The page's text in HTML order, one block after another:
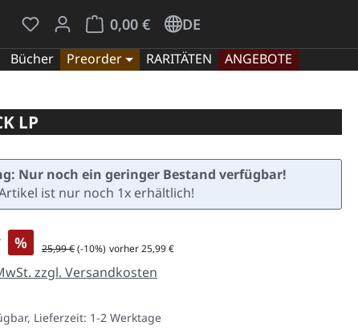
Du hast 0 Produkte auf dem Merkzettel
0,00 €
Warenkorb enthält 0 Positionen. Der
DE
Bücher Preorder RARITÄTEN
ANGEBOTE
LP
Nur noch ein geringer Bestand verfügbar!
ist nur noch 1x erhältlich!
% Regulärer Preis:
25,99 €(-10%) vorher 25,99 €
zzgl. Versandkosten
Lieferzeit: 1-2 Werktage